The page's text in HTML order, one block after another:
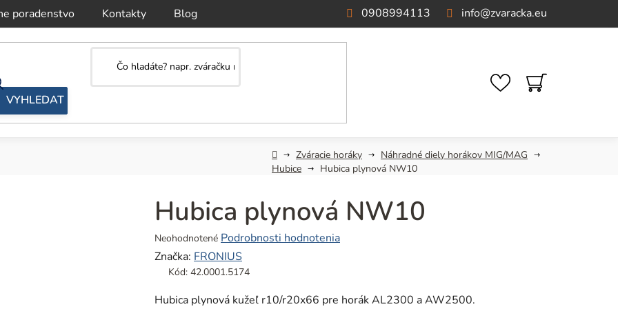
poradenstvo Kontakty Blog info@zvaracka.eu
0908994113
NÁKUPNÝ
KOŠÍK
DomovZváracie horáky
Náhradné diely horákov MIG/MAG
Hubice
Hubica plynová NW10
Hubica plynová NW10
Priemerné
hodnotenie
produktu
0,0
Neohodnotené Podrobnosti hodnotenia
Značka: FRONIUS
Kód: 42.0001.5174
Hubica plynová kužeľ r10/r20x66 pre horák AL2300 a AW2500.